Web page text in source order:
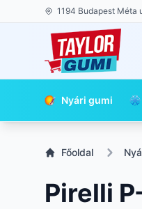
1194 Budapest Méta
Nyári gumi
Főoldal
Pirelli